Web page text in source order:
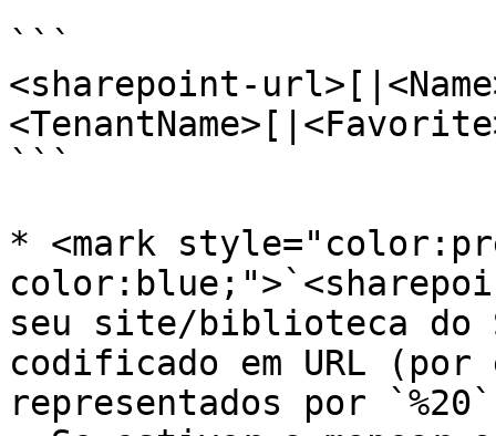
```
<sharepoint-
```
* <mark
seu site/biblioteca do
codificado em URL (por
representados por